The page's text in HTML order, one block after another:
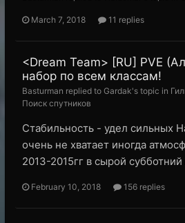
March 7, 2018 11 replies
<Dream Team> [RU] PVE
набор по всем классам!
Basturman replied to Gardak's topic in
Поиск спутников
Стабильность - удел сильных
очень не хватает иногда
2013-2015гг в сырой субботний
February 10, 2018 156 replies